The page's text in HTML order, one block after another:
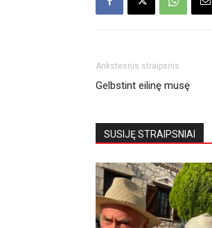
Ankstesnis straipsnis
Gelbstint eilinę musę
SUSIJĘ STRAIPSNIAI